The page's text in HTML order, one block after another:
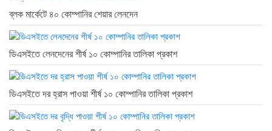
ব্লক মার্কেটে ৪০ কোম্পানির শেয়ার লেনদেন
ডিএসইতে লেনদেনের শীর্ষ ১০ কোম্পানির তালিকা প্রকাশ
ডিএসইতে দর হ্রাস পাওয়া শীর্ষ ১০ কোম্পানির তালিকা প্রকাশ